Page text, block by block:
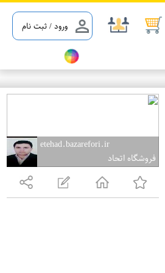
ورود / ثبت نام
etehad.bazarefori.ir
فروشگاه اتحاد